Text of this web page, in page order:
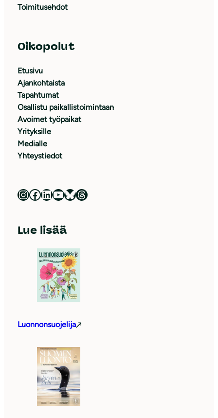
Toimitusehdot
Oikopolut
Etusivu
Ajankohtaista
Tapahtumat
Osallistu paikallistoimintaan
Avoimet työpaikat
Yrityksille
Medialle
Yhteystiedot
Luonnonsuojeluliitto Instagramissa Luonnonsuojeluliitto Facebookissa Luonnonsuojeluliitto LinkedInissä Luonnonsuojeluliiton YouTube-kanava Luonnonsuojeluliitto Blueskyssa Luonnonsuojeluliitto Threadsissa
Lue lisää
Luonnonsuojelija